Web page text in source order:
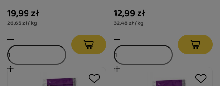
19,99 zł
26,65 zł / kg
12,99 zł
32,48 zł / kg